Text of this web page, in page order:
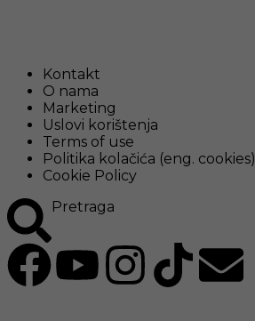
Kontakt
O nama
Marketing
Uslovi korištenja
Terms of use
Politika kolačića (eng. cookies)
Cookie Policy
Pretraga